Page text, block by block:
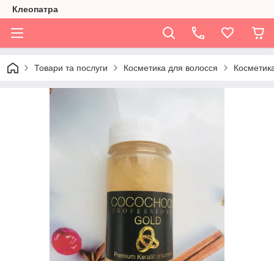
Клеопатра
Товари та послуги Косметика для волосся